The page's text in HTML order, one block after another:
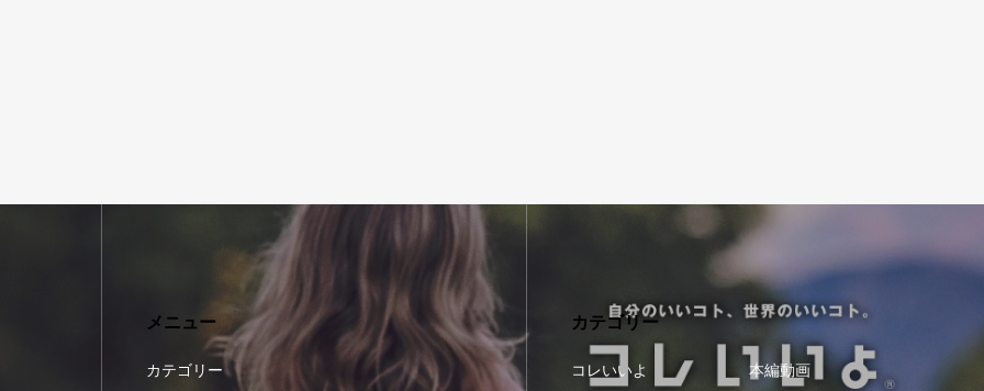
メニュー
カテゴリー
カテゴリー
コレいいよ 本編動画